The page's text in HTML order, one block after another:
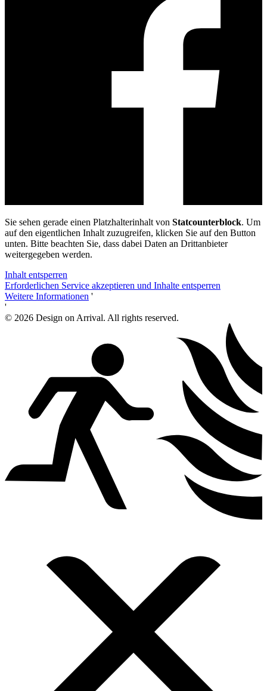
Sie sehen gerade einen Platzhalterinhalt von Statcounterblock. Um
auf den eigentlichen Inhalt zuzugreifen, klicken Sie auf den Button
unten. Bitte beachten Sie, dass dabei Daten an Drittanbieter
weitergegeben werden.
Inhalt entsperren
Erforderlichen Service akzeptieren und Inhalte entsperren
Weitere Informationen '
'
© 2026 Design on Arrival. All rights reserved.